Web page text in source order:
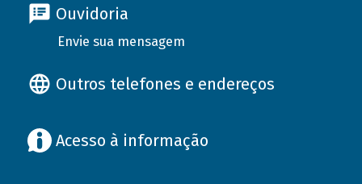
Ouvidoria
Envie sua mensagem
Outros telefones e endereços
Acesso à informação